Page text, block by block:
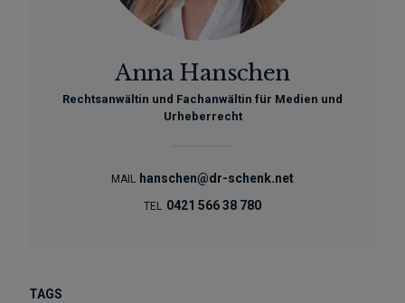
Anna Hanschen
Rechtsanwältin und Fachanwältin für Medien und
Urheberrecht
MAIL hanschen@dr-schenk.net
TEL 0421 566 38 780
TAGS